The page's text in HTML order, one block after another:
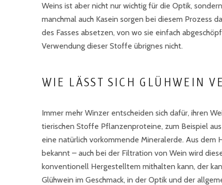
Weins ist aber nicht nur wichtig für die Optik,
manchmal auch Kasein sorgen bei diesem Prozess
des Fasses absetzen, von wo sie einfach
Verwendung dieser Stoffe übrignes nicht.
WIE LÄSST SICH GLÜHWEIN
Immer mehr Winzer entscheiden sich dafür, ihren
tierischen Stoffe Pflanzenproteine, zum Beispiel
eine natürlich vorkommende Mineralerde. Aus
bekannt – auch bei der Filtration von Wein wird
konventionell Hergestelltem mithalten kann, der
Glühwein im Geschmack, in der Optik und der